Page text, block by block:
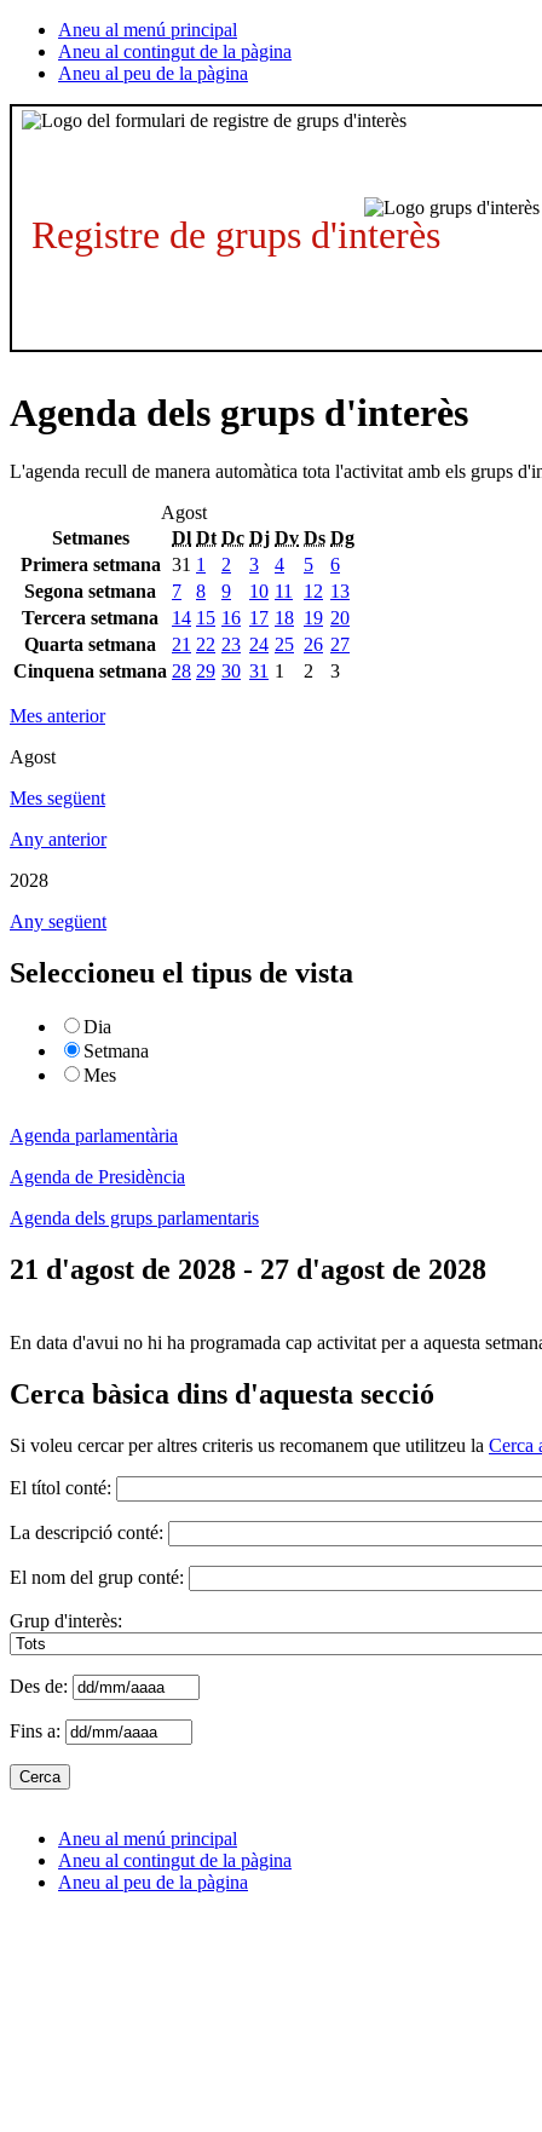
Aneu al menú principal
Aneu al contingut de la pàgina
Aneu al peu de la pàgina
Registre de grups d'interès
Agenda dels grups d'interès
L'agenda recull de manera automàtica tota l'activitat amb els grups
Agost
Setmanes
Dl Dt Dc Dj Dv Ds Dg
Primera setmana 31 1 2 3 4 5
6
Segona setmana
7 8 9 10 11 12 13
Tercera setmana
14 15 16 17 18 19 20
Quarta setmana
21 22 23 24 25 26 27
Cinquena setmana 28 29 30 31 1 2 3
Mes anterior
Agost
Mes següent
Any anterior
2028
Any següent
Seleccioneu el tipus de vista
Dia
Setmana
Mes
Agenda parlamentària
Agenda de Presidència
Agenda dels grups parlamentaris
21 d'agost de 2028 - 27 d'agost de 2028
En data d'avui no hi ha programada cap activitat per a aquesta
Cerca bàsica dins d'aquesta secció
Si voleu cercar per altres criteris us recomanem que utilitzeu la Cerca
El títol conté:
La descripció conté:
El nom del grup conté:
Grup d'interès:
Des de:
Fins a:
Aneu al menú principal
Aneu al contingut de la pàgina
Aneu al peu de la pàgina